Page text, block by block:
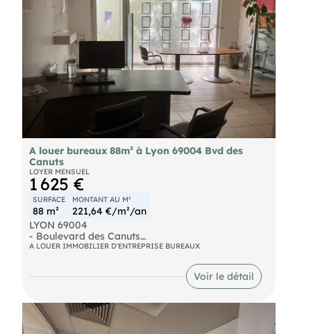
A louer bureaux 88m² à Lyon 69004 Bvd des
Canuts
LOYER MENSUEL
1 625 €
SURFACE
88 m²
MONTANT AU M²
221,64 €/m²/an
LYON 69004
- Boulevard des Canuts
- Proximité immédiate Métro Hénon
et lumineux en RDC 88m² à usage commercial ou
professionnel, comprenant un e vaste space
- 4 bureaux
- une cuisine
- technique
A LOUER IMMOBILIER D'ENTREPRISE BUREAUX
Voir le détail